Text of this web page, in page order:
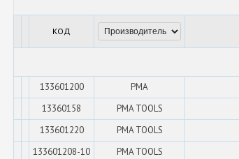
КОД
133601200 PMA
13360158 PMA TOOLS
133601220 PMA TOOLS
133601208-10 PMA TOOLS